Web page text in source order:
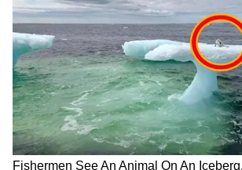
ಮಾನವನಾಗಿ ಹುಟ್ಟಿದ ಮೇಲೆ
ರೈಲು